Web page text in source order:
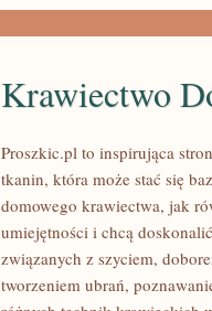
Krawiectwo
Proszkic.pl to inspirująca
tkanin, która może stać się
domowego krawiectwa, jak
umiejętności i chcą
związanych z szyciem,
tworzeniem ubrań,